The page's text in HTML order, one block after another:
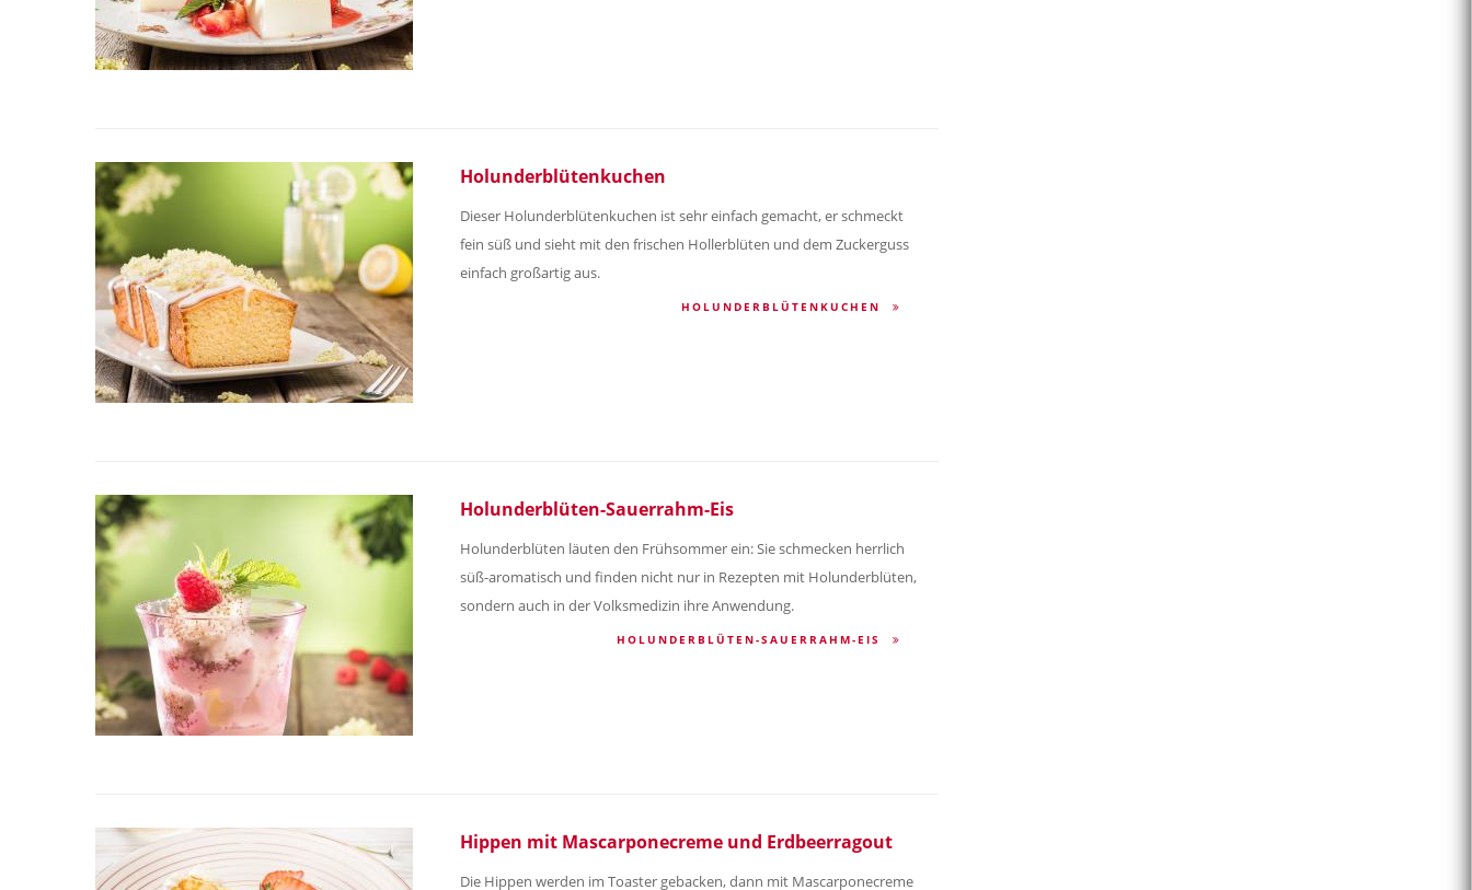
Holunderblütenkuchen
Dieser Holunderblütenkuchen ist sehr einfach gemacht, er schmeckt
fein süß und sieht mit den frischen Hollerblüten und dem Zuckerguss
einfach großartig aus.
HOLUNDERBLÜTENKUCHEN
Holunderblüten-Sauerrahm-Eis
Holunderblüten läuten den Frühsommer ein: Sie schmecken herrlich
süß-aromatisch und finden nicht nur in Rezepten mit Holunderblüten,
sondern auch in der Volksmedizin ihre Anwendung.
HOLUNDERBLÜTEN-SAUERRAHM-EIS
Hippen mit Mascarponecreme und Erdbeerragout
Die Hippen werden im Toaster gebacken, dann mit Mascarponecreme